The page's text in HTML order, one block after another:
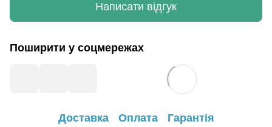
Написати відгук
Поширити у соцмережах
Доставка Оплата Гарантія